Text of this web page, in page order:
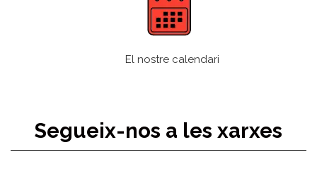
El nostre calendari
Segueix-nos a les xarxes